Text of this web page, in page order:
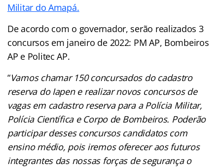
Militar do Amapá.
De acordo com o governador, serão realizados 3
concursos em janeiro de 2022: PM AP, Bombeiros
AP e Politec AP.
“Vamos chamar 150 concursados do cadastro
reserva do Iapen e realizar novos concursos de
vagas em cadastro reserva para a Polícia Militar,
Polícia Científica e Corpo de Bombeiros. Poderão
participar desses concursos candidatos com
ensino médio, pois iremos oferecer aos futuros
integrantes das nossas forças de segurança o